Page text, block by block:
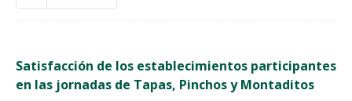
Satisfacción de los establecimientos participantes
en las jornadas de Tapas, Pinchos y Montaditos